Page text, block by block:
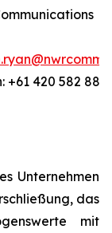
+61 420 582 887
Unternehmen
das
mit